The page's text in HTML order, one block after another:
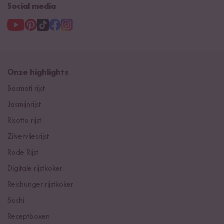
Social media
Onze highlights
Basmati rijst
Jasmijnrijst
Risotto rijst
Zilvervliesrijst
Rode Rijst
Digitale rijstkoker
Reishunger rijstkoker
Sushi
Receptboxen